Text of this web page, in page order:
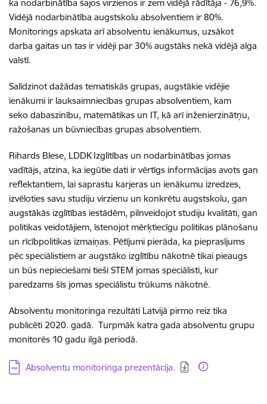
ka nodarbinātība šajos virzienos ir zem vidējā rādītāja - 76,9%.
Vidējā nodarbinātība augstskolu absolventiem ir 80%.
Monitorings apskata arī absolventu ienākumus, uzsākot
darba gaitas un tas ir vidēji par 30% augstāks nekā vidējā alga
valstī.
Salīdzinot dažādas tematiskās grupas, augstākie vidējie
ienākumi ir lauksaimniecības grupas absolventiem, kam
seko dabaszinību, matemātikas un IT, kā arī inženierzinātņu,
ražošanas un būvniecības grupas absolventiem.
Rihards Blese, LDDK Izglītības un nodarbinātības jomas
vadītājs, atzina, ka iegūtie dati ir vērtīgs informācijas avots gan
reflektantiem, lai saprastu karjeras un ienākumu izredzes,
izvēloties savu studiju virzienu un konkrētu augstskolu, gan
augstākās izglītības iestādēm, pilnveidojot studiju kvalitāti, gan
politikas veidotājiem, īstenojot mērķtiecīgu politikas plānošanu
un rīcībpolitikas izmaiņas. Pētījumi pierāda, ka pieprasījums
pēc speciālistiem ar augstāko izglītību nākotnē tikai pieaugs
un būs nepieciešami tieši STEM jomas speciālisti, kur
paredzams šīs jomas speciālistu trūkums nākotnē.
Absolventu monitoringa rezultāti Latvijā pirmo reiz tika
publicēti 2020. gadā. Turpmāk katra gada absolventu grupu
monitorēs 10 gadu ilgā periodā.
Lejupielādēt:
Absolventu monitoringa prezentācija.